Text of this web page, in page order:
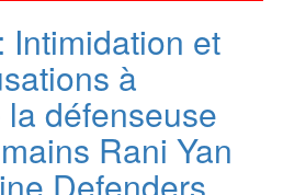
Intimidation et
à
défenseuse
Rani Yan